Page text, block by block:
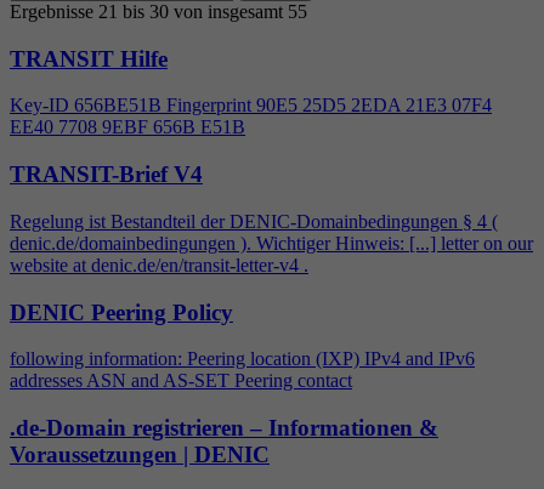
Ergebnisse 21 bis 30 von insgesamt 55
TRANSIT Hilfe
Key-ID 656BE51B Fingerprint 90E5 25D5 2EDA 21E3 07F4
EE40 7708 9EBF 656B E51B
TRANSIT-Brief V4
Regelung ist Bestandteil der DENIC-Domainbedingungen § 4 (
denic.de/domainbedingungen ). Wichtiger Hinweis: [...] letter on our
website at denic.de/en/transit-letter-v4 .
DENIC Peering Policy
following information: Peering location (IXP) IPv4 and IPv6
addresses ASN and AS-SET Peering contact
.de-Domain registrieren – Informationen &
Voraussetzungen | DENIC